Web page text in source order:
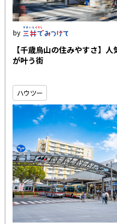
【千歳烏山の住みやすさ】
が叶う街
ハウツー